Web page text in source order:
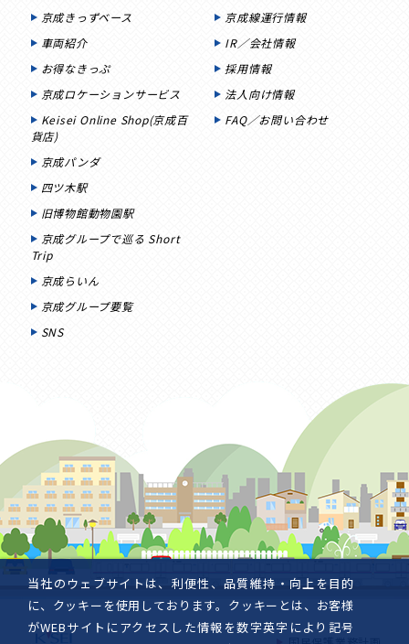
京成きっずベース
車両紹介
お得なきっぷ
京成ロケーションサービス
Keisei Online Shop(京成百
貨店)
京成パンダ
四ツ木駅
旧博物館動物園駅
京成グループで巡る Short
Trip
京成らいん
京成グループ要覧
SNS
京成線運行情報
IR／会社情報
採用情報
法人向け情報
FAQ／お問い合わせ
当社のウェブサイトは、利便性、品質維持・向上を目的
に、クッキーを使用しております。クッキーとは、お客様
がWEBサイトにアクセスした情報を数字英字により記号